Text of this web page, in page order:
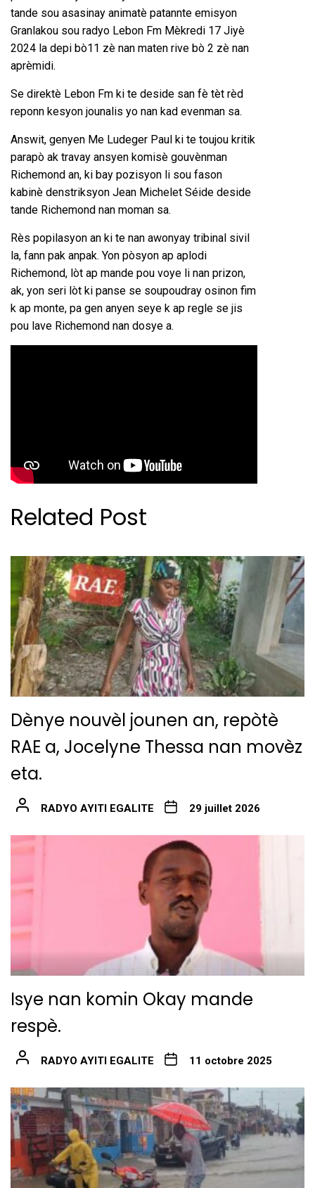
tande sou asasinay animatè patannte emisyon
Granlakou sou radyo Lebon Fm Mèkredi 17 Jiyè
2024 la depi bò11 zè nan maten rive bò 2 zè nan
aprèmidi.
Se direktè Lebon Fm ki te deside san fè tèt rèd
reponn kesyon jounalis yo nan kad evenman sa.
Answit, genyen Me Ludeger Paul ki te toujou kritik
parapò ak travay ansyen komisè gouvènman
Richemond an, ki bay pozisyon li sou fason
kabinè denstriksyon Jean Michelet Séide deside
tande Richemond nan moman sa.
Rès popilasyon an ki te nan awonyay tribinal sivil
la, fann pak anpak. Yon pòsyon ap aplodi
Richemond, lòt ap mande pou voye li nan prizon,
ak, yon seri lòt ki panse se soupoudray osinon fim
k ap monte, pa gen anyen seye k ap regle se jis
pou lave Richemond nan dosye a.
Related Post
Dènye nouvèl jounen an, repòtè
RAE a, Jocelyne Thessa nan movèz
eta.
RADYO AYITI EGALITE 29 juillet 2026
Isye nan komin Okay mande
respè.
RADYO AYITI EGALITE 11 octobre 2025